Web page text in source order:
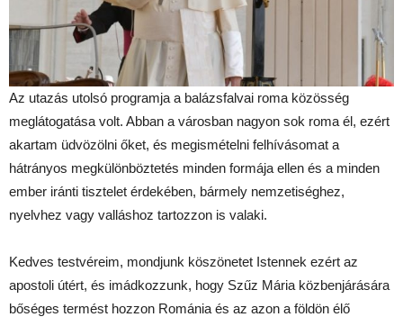
Az utazás utolsó programja a balázsfalvai roma közösség
meglátogatása volt. Abban a városban nagyon sok roma él, ezért
akartam üdvözölni őket, és megismételni felhívásomat a
hátrányos megkülönböztetés minden formája ellen és a minden
ember iránti tisztelet érdekében, bármely nemzetiséghez,
nyelvhez vagy valláshoz tartozzon is valaki.
Kedves testvéreim, mondjunk köszönetet Istennek ezért az
apostoli útért, és imádkozzunk, hogy Szűz Mária közbenjárására
bőséges termést hozzon Románia és az azon a földön élő